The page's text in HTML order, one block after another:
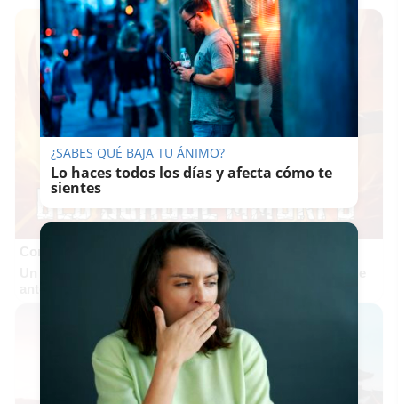
Corepunk MMORPG
Un verdadero MMORPG de la vieja escuela ¡Cómo los de
¿SABES QUÉ BAJA TU ÁNIMO?
Lo haces todos los días y afecta cómo te
sientes